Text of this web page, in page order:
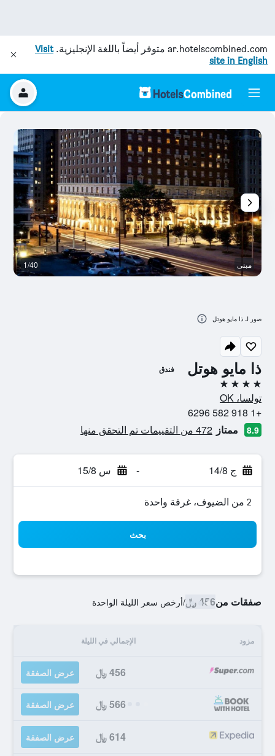
ar.hotelscombined.com متوفر أيضاً باللغة الإنجليزية.Visit
site in English
ذا مايو هوتل فندق
4 نجوم
تولسا، OK
+1 918 582 6296
8.9 ممتاز 472 من التقييمات تم التحقق منها
ج 14/8 - س 15/8
2 من الضيوف، غرفة واحدة
بحث
صفقات من456 ﷼ /أرخص سعر الليلة الواحدة
مزود الإجمالي في الليلة
456 ﷼ عرض الصفقة
566 ﷼ عرض الصفقة
614 ﷼ عرض الصفقة
مبنى 1/40
صور لـ ذا مايو هوتل